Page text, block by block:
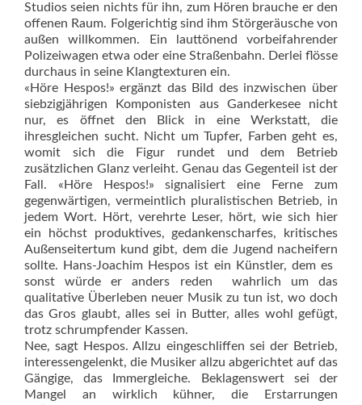
Studios seien nichts für ihn, zum Hören brauche er den
offenen Raum. Folgerichtig sind ihm Störgeräusche von
außen willkommen. Ein lauttönend vorbeifahrender
Polizei­wagen etwa oder eine Straßenbahn. Derlei flösse
durchaus in seine Klangtexturen ein.
«Höre Hespos!» ergänzt das Bild des inzwischen über
siebzigjährigen Komponisten aus Ganderkesee nicht
nur, es öffnet den Blick in eine Werkstatt, die
ihresgleichen sucht. Nicht um Tupfer, Farben geht es,
womit sich die Figur rundet und dem Betrieb
zusätzlichen Glanz verleiht. Genau das Gegenteil ist der
Fall. «Höre Hespos!» signalisiert eine Ferne zum
gegenwärtigen, vermeintlich pluralistischen Betrieb, in
jedem Wort. Hört, verehrte Leser, hört, wie sich hier
ein höchst produktives, gedankenscharfes, kritisches
Außenseitertum kund gibt, dem die Jugend nacheifern
sollte. Hans-Joachim Hespos ist ein Künstler, dem es 
sonst würde er anders reden  wahrlich um das
qualitative Überleben neuer Musik zu tun ist, wo doch
das Gros glaubt, alles sei in Butter, alles wohl gefügt,
trotz schrumpfender Kassen.
Nee, sagt Hespos. Allzu eingeschliffen sei der Betrieb,
interessengelenkt, die Musiker allzu abgerichtet auf das
Gängige, das Immergleiche. Beklagenswert sei der
Mangel an wirklich kühner, die Erstarrungen